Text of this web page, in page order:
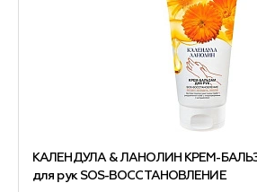
КАЛЕНДУЛА & ЛАНОЛИН КРЕМ-
для рук SOS-ВОССТАНОВЛЕНИЕ